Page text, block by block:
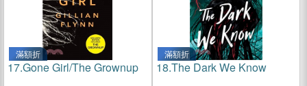
滿額折
17.Gone Girl/The Grownup
滿額折
18.The Dark We Know